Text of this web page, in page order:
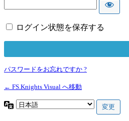
ログイン状態を保存する
パスワードをお忘れですか ?
← FS.Knights Visual へ移動
言